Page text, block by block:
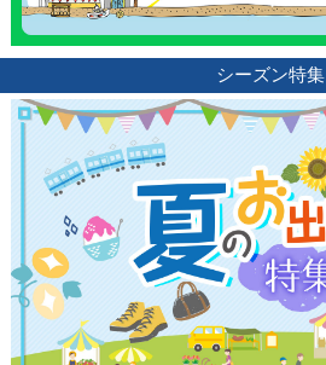
シーズン特集